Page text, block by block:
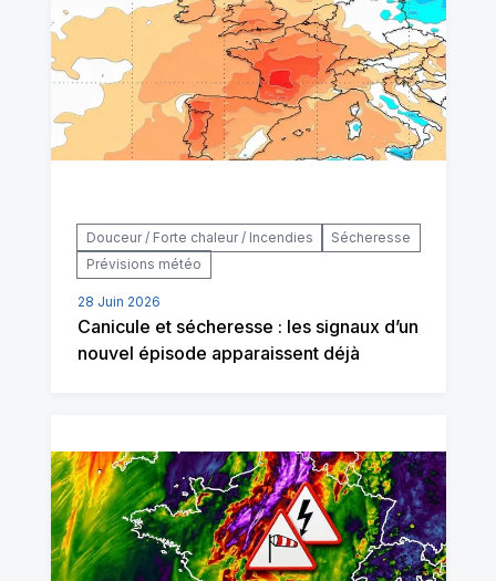
Douceur / Forte chaleur / Incendies
Sécheresse
Prévisions météo
28 Juin 2026
Canicule et sécheresse : les signaux d’un
nouvel épisode apparaissent déjà